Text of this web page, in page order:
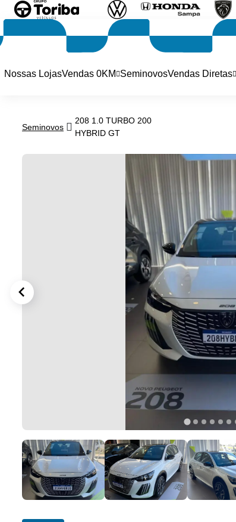
Nossas LojasVendas 0KM SeminovosVendas Diretas
Seminovos
208 1.0 TURBO 200
HYBRID GT